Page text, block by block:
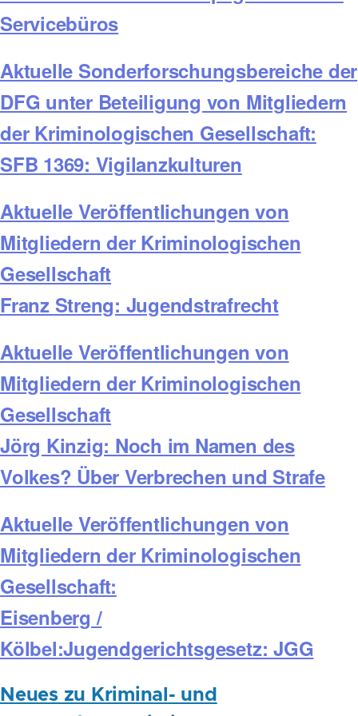
Servicebüros
Aktuelle Sonderforschungsbereiche der
DFG unter Beteiligung von Mitgliedern
der Kriminologischen Gesellschaft:
SFB 1369: Vigilanzkulturen
Aktuelle Veröffentlichungen von
Mitgliedern der Kriminologischen
Gesellschaft
Franz Streng: Jugendstrafrecht
Aktuelle Veröffentlichungen von
Mitgliedern der Kriminologischen
Gesellschaft
Jörg Kinzig: Noch im Namen des
Volkes? Über Verbrechen und Strafe
Aktuelle Veröffentlichungen von
Mitgliedern der Kriminologischen
Gesellschaft:
Eisenberg /
Kölbel:Jugendgerichtsgesetz: JGG
Neues zu Kriminal- und